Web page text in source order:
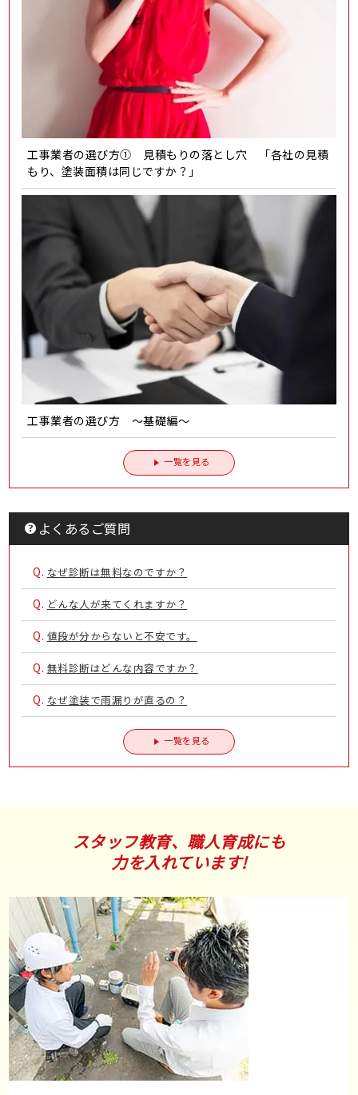
工事業者の選び方① 見積もりの落とし穴 「各社の見積
もり、塗装面積は同じですか？」
工事業者の選び方 ～基礎編～
一覧を見る
よくあるご質問
Q. なぜ診断は無料なのですか？
Q. どんな人が来てくれますか？
Q. 値段が分からないと不安です。
Q. 無料診断はどんな内容ですか？
Q. なぜ塗装で雨漏りが直るの？
一覧を見る
スタッフ教育、職人育成にも
力を入れています!